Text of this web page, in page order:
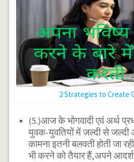
2 Strategies to Create
(5.)आज के भोगवादी एवं अर्थ
युवक-युवतियों में जल्दी से जल्दी
कामना इतनी बलवती होती जा
भी करने को तैयार हैं,अपने आदर्श